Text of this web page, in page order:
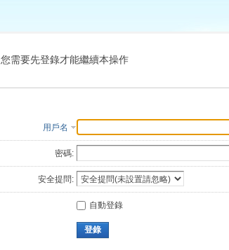
索
您需要先登錄才能繼續本操作
用戶名
密碼:
安全提問:
自動登錄
登錄